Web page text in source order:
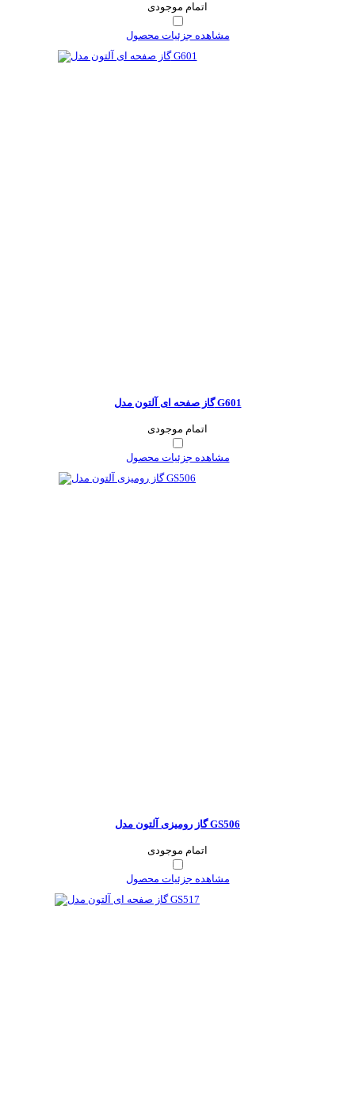
اتمام موجودی
مشاهده جزئیات محصول
گاز صفحه ای آلتون مدل G601
اتمام موجودی
مشاهده جزئیات محصول
گاز رومیزی آلتون مدل GS506
اتمام موجودی
مشاهده جزئیات محصول